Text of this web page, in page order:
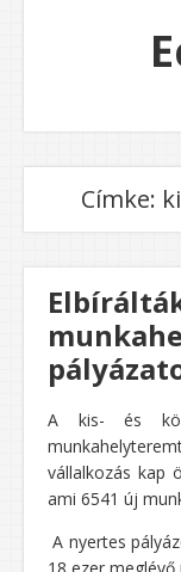
Címke:
A kis- és
vállalkozás kap
ami 6541 új
A nyertes